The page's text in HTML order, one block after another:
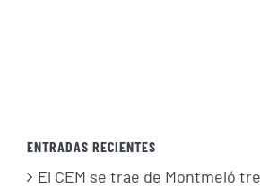
ENTRADAS RECIENTES
El CEM se trae de Montmeló